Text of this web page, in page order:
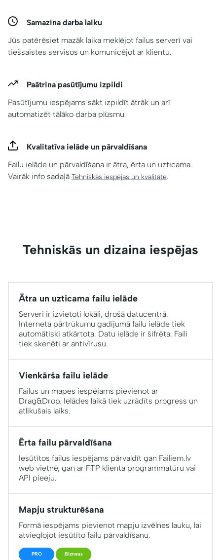
Samazina darba laiku
Jūs patērēsiet mazāk laika meklējot failus serverī vai
tiešsaistes servisos un komunicējot ar klientu.
Paātrina pasūtījumu izpildi
Pasūtījumu iespējams sākt izpildīt ātrāk un arī
automatizēt tālāko darba plūsmu
Kvalitatīva ielāde un pārvaldīšana
Failu ielāde un pārvaldīšana ir ātra, ērta un uzticama.
Vairāk info sadaļā Tehniskās iespējas un kvalitāte.
Tehniskās un dizaina iespējas
Ātra un uzticama failu ielāde
Serveri ir izvietoti lokāli, drošā datucentrā.
Interneta pārtrūkumu gadījumā failu ielāde tiek
automātiski atkārtota. Datu ielāde ir šifrēta. Faili
tiek skenēti ar antivīrusu.
Vienkārša failu ielāde
Failus un mapes iespējams pievienot ar
Drag&Drop. Ielādes laikā tiek uzrādīts progress un
atlikušais laiks.
Ērta failu pārvaldīšana
Iesūtītos failus iespējams pārvaldīt gan Failiem.lv
web vietnē, gan ar FTP klienta programmatūru vai
API pieeju.
Mapju strukturēšana
Formā iespējams pievienot mapju izvēlnes lauku, lai
atvieglojot iesūtīto failu pārvaldīšanu.
PRO Bizness